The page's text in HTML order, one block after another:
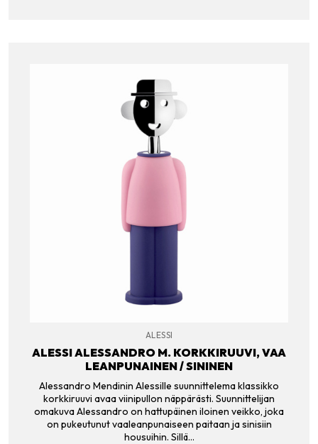
ALESSI
ALESSI ALESSANDRO M. KORKKIRUUVI, VAA
LEANPUNAINEN / SININEN
Alessandro Mendinin Alessille suunnittelema klassikko
korkkiruuvi avaa viinipullon näppärästi. Suunnittelijan
omakuva Alessandro on hattupäinen iloinen veikko, joka
on pukeutunut vaaleanpunaiseen paitaan ja sinisiin
housuihin. Sillä…